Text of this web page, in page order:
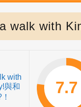
walk with
7.7